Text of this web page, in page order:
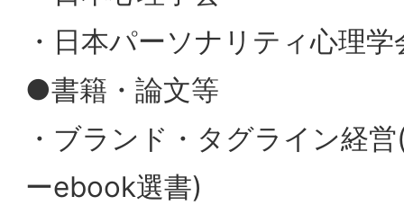
ります。
そのため、目に見える分かりやすいブラン
ド強化のための行動として、コーポレート
ブランドの
ブランド・タグラインに注目し、東証一部